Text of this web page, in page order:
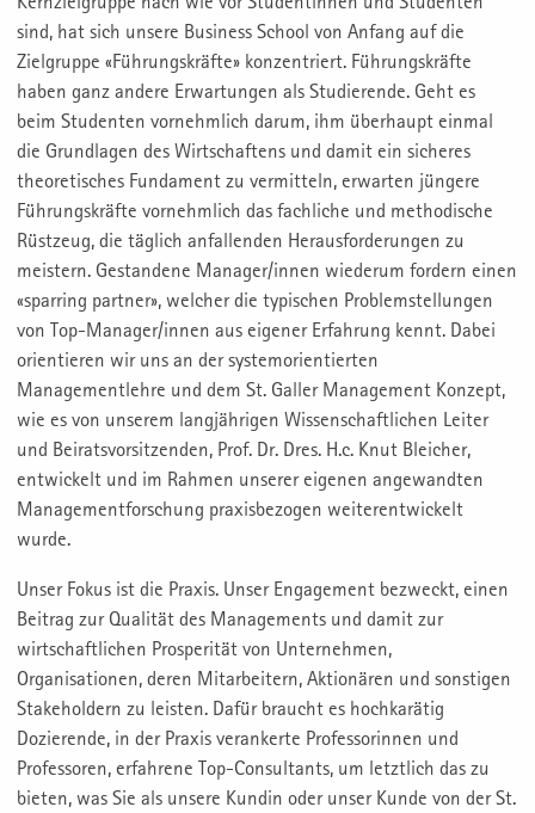
sind, hat sich unsere Business School von Anfang auf die
Zielgruppe «Führungskräfte» konzentriert. Führungskräfte
haben ganz andere Erwartungen als Studierende. Geht es
beim Studenten vornehmlich darum, ihm überhaupt einmal
die Grundlagen des Wirtschaftens und damit ein sicheres
theoretisches Fundament zu vermitteln, erwarten jüngere
Führungskräfte vornehmlich das fachliche und methodische
Rüstzeug, die täglich anfallenden Herausforderungen zu
meistern. Gestandene Manager/innen wiederum fordern einen
«sparring partner», welcher die typischen Problemstellungen
von Top-Manager/innen aus eigener Erfahrung kennt. Dabei
orientieren wir uns an der systemorientierten
Managementlehre und dem St. Galler Management Konzept,
wie es von unserem langjährigen Wissenschaftlichen Leiter
und Beiratsvorsitzenden, Prof. Dr. Dres. H.c. Knut Bleicher,
entwickelt und im Rahmen unserer eigenen angewandten
Managementforschung praxisbezogen weiterentwickelt
wurde.
Unser Fokus ist die Praxis. Unser Engagement bezweckt, einen
Beitrag zur Qualität des Managements und damit zur
wirtschaftlichen Prosperität von Unternehmen,
Organisationen, deren Mitarbeitern, Aktionären und sonstigen
Stakeholdern zu leisten. Dafür braucht es hochkarätig
Dozierende, in der Praxis verankerte Professorinnen und
Professoren, erfahrene Top-Consultants, um letztlich das zu
bieten, was Sie als unsere Kundin oder unser Kunde von der St.